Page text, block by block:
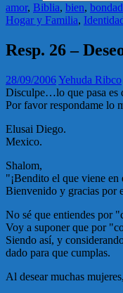
amor, Biblia, bien, bondad
Hogar y Familia,
Resp. 26 –
28/09/2006Yehuda Ribco
Disculpe…lo que pasa es
Por favor respondame lo
Elusai Diego.
Mexico.
Shalom,
"¡Bendito el que viene
Bienvenido y gracias por
No sé que entiendes por
Voy a suponer que por
Siendo así, y
dado para que cumplas.
Al desear muchas